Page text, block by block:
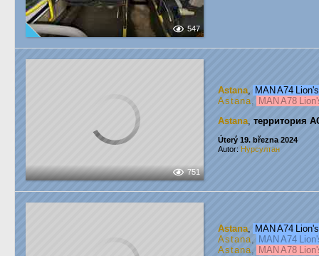
547
751
Astana, MAN A74
Astana, MAN A78
Astana, территория
Úterý 19. března 2024
Autor: Нурсултан
Astana, MAN A74
Astana, MAN A74
Astana, MAN A78